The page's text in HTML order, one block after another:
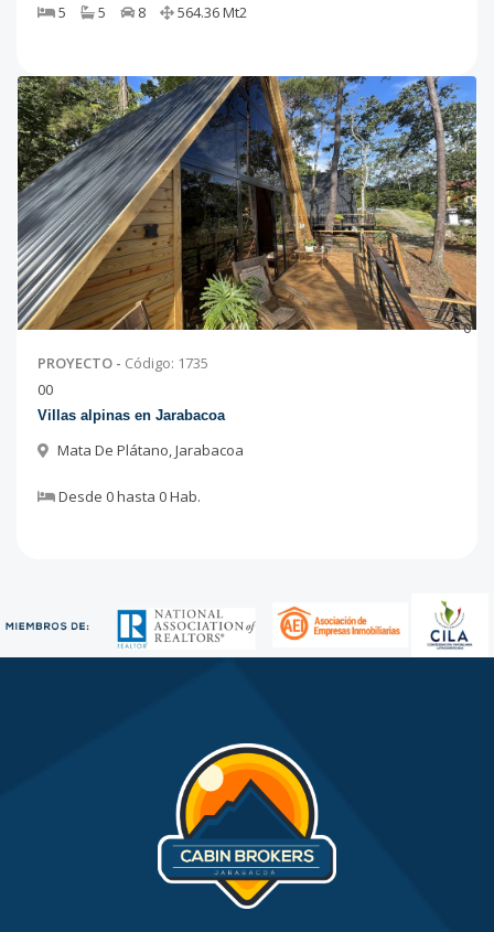
5 5 8 564.36Mt2
0
PROYECTO - Código: 1735
00
Villas alpinas en Jarabacoa
Mata De Plátano,Jarabacoa
Desde 0hasta 0Hab.